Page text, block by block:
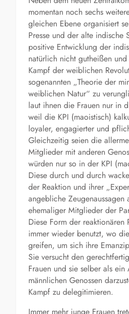
momentan noch sechs
gleichen Ebene organisiert
Presse und der alte indische
positive Entwicklung der
natürlich nicht gutheißen
Kampf der weiblichen
sogenannten „Theorie der
weiblichen Natur“ zu
laut ihnen die Frauen nur in
weil die KPI (maoistisch)
loyaler, engagierter und
Gleichzeitig seien die
Mitglieder mit anderen
würden nur so in der KPI
Diese durch und durch
der Reaktion und ihrer
angebliche Zeugenaussagen
ehemaliger Mitglieder der
Diese Form der reaktionären
immer wieder benutzt, wo
greifen, um sich ihre
Sie versucht den
Frauen und sie selber als ein
männlichen Genossen
Kampf zu delegitimieren.